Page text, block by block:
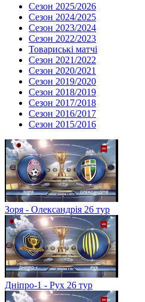
Сезон 2025/2026
Сезон 2024/2025
Сезон 2023/2024
Сезон 2022/2023
Товариські матчі
Сезон 2021/2022
Сезон 2020/2021
Сезон 2019/2020
Сезон 2018/2019
Сезон 2017/2018
Сезон 2016/2017
Сезон 2015/2016
Зоря - Олександрія 26 тур
Дніпро-1 - Рух 26 тур